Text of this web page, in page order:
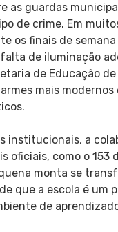
as guardas
de crime. Em
os finais de
de iluminação
de Educação
mais
institucionais, a
oficiais, como o
monta se
que a escola é um
de